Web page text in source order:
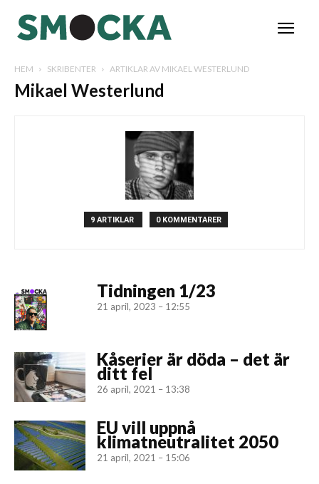
HEM SKRIBENTER ARTIKLAR AV MIKAEL WESTERLUND
Mikael Westerlund
9 ARTIKLAR 0 KOMMENTARER
Tidningen 1/23
21 april, 2023 – 12:55
Kåserier är döda – det är
ditt fel
26 april, 2021 – 13:38
EU vill uppnå
klimatneutralitet 2050
21 april, 2021 – 15:06